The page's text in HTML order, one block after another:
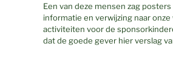
Een van deze mensen zag
informatie en verwijzing naar
activiteiten voor de
dat de goede gever hier verslag